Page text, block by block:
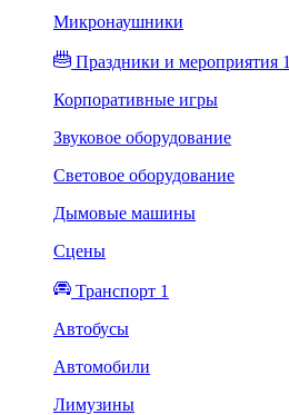
Микронаушники
Праздники и мероприятия 1
Корпоративные игры
Звуковое оборудование
Световое оборудование
Дымовые машины
Сцены
Транспорт 1
Автобусы
Автомобили
Лимузины